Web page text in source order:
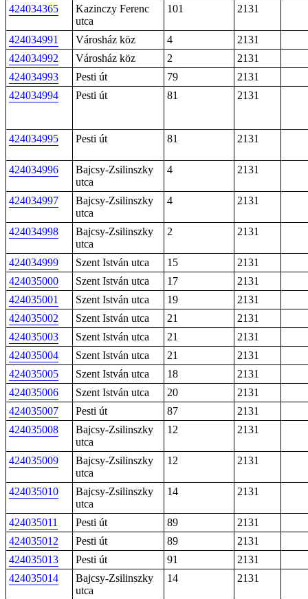
424034365
Kazinczy Ferenc
utca
101 2131
424034991 Városház köz 4
2131
424034992
Városház köz 2
2131
424034993
Pesti út 79
2131
424034994
Pesti út 81 2131
424034995 Pesti út 81 2131
424034996
Bajcsy-Zsilinszky
utca
4 2131
424034997
Bajcsy-Zsilinszky
utca
4 2131
424034998
Bajcsy-Zsilinszky
utca
2 2131
424034999 Szent István utca 15
2131
424035000
Szent István utca 17
2131
424035001
Szent István utca 19
2131
424035002
Szent István utca 21
2131
424035003
Szent István utca 21
2131
424035004
Szent István utca 21
2131
424035005
Szent István utca 18
2131
424035006
Szent István utca 20
2131
424035007
Pesti út 87
2131
424035008
Bajcsy-Zsilinszky
utca
12 2131
424035009
Bajcsy-Zsilinszky
utca
12 2131
424035010
Bajcsy-Zsilinszky
utca
14 2131
424035011 Pesti út 89
2131
424035012
Pesti út 89
2131
424035013
Pesti út 91
2131
424035014
Bajcsy-Zsilinszky
utca
14 2131